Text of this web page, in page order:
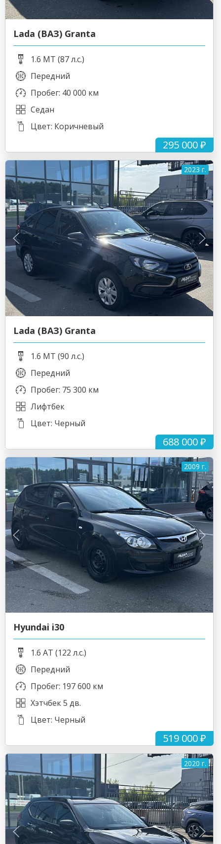
295 000 ₽
Lada (ВАЗ) Granta
1.6 MT (87 л.с.)
Передний
Пробег: 40 000 км
Седан
Цвет: Коричневый
2023 г.
688 000 ₽
Lada (ВАЗ) Granta
1.6 MT (90 л.с.)
Передний
Пробег: 75 300 км
Лифтбек
Цвет: Черный
2009 г.
519 000 ₽
Hyundai i30
1.6 AT (122 л.с.)
Передний
Пробег: 197 600 км
Хэтчбек 5 дв.
Цвет: Черный
2020 г.